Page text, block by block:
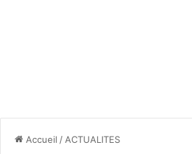
Accueil / ACTUALITES